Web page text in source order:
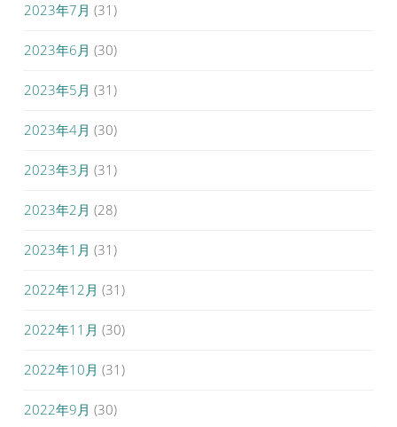
2023年7月 (31)
2023年6月 (30)
2023年5月 (31)
2023年4月 (30)
2023年3月 (31)
2023年2月 (28)
2023年1月 (31)
2022年12月 (31)
2022年11月 (30)
2022年10月 (31)
2022年9月 (30)